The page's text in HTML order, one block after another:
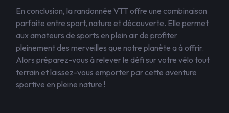
En conclusion, la randonnée VTT offre une combinaison
parfaite entre sport, nature et découverte. Elle permet
aux amateurs de sports en plein air de profiter
pleinement des merveilles que notre planète a à offrir.
Alors préparez-vous à relever le défi sur votre vélo tout
terrain et laissez-vous emporter par cette aventure
sportive en pleine nature !